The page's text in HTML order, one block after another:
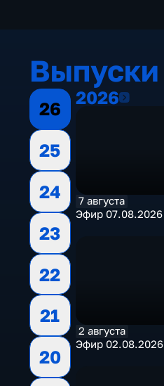
Выпуски
26
25
24
23
22
21
20
20262026
7 августа
Эфир 07.08.2026
2 августа
Эфир 02.08.2026